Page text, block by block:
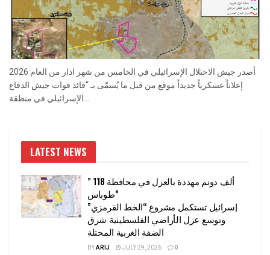
أصدر جيش الاحتلال الإسرائيلي في الخامس من شهر اذار من العام 2026
إعلاناً عسكرياً جديداً موقع من قبل ما يُسمّى بـ “قائد قوات جيش الدفاع
LATEST NEWS
” 118 ألف دونم مهددة بالعزل في محافظة
طوباس”
إسرائيل تستكمل مشروع “الخط القرمزي”
وتوسع عزل الأراضي الفلسطينية شرق
الضفة الغربية المحتلة
BYARIJ JULY 29, 2026 0